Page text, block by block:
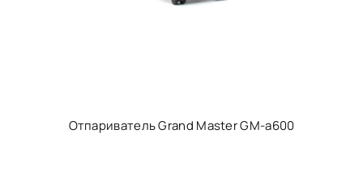
Отпариватель Grand Master GM-a600